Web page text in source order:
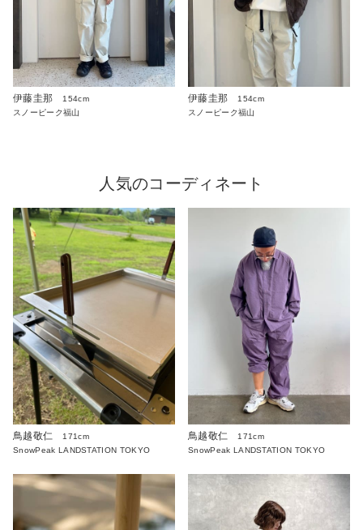
伊藤圭那
154cm
スノーピーク福山
伊藤圭那
154cm
スノーピーク福山
人気のコーディネート
鳥越敬仁
171cm
SnowPeak LANDSTATION TOKYO
鳥越敬仁
171cm
SnowPeak LANDSTATION TOKYO